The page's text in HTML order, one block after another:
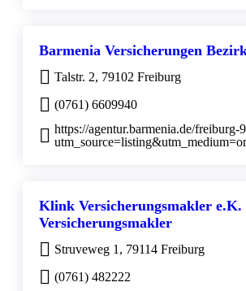
Barmenia Versicherungen
Talstr. 2, 79102 Freiburg
(0761) 6609940
https://agentur.barmenia.de/freiburg-
Klink Versicherungsmakler e.K.
Versicherungsmakler
Struveweg 1, 79114 Freiburg
(0761) 482222